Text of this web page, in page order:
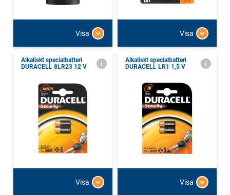
Visa Visa
Alkaliskt specialbatteri
DURACELL 8LR23 12 V
Visa
Alkaliskt specialbatteri
DURACELL LR1 1,5 V
Visa